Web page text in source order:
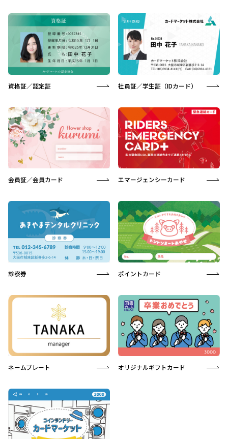
資格証／認定証 社員証／学生証（IDカード）
会員証／会員カード エマージェンシーカード
診察券 ポイントカード
ネームプレート オリジナルギフトカード